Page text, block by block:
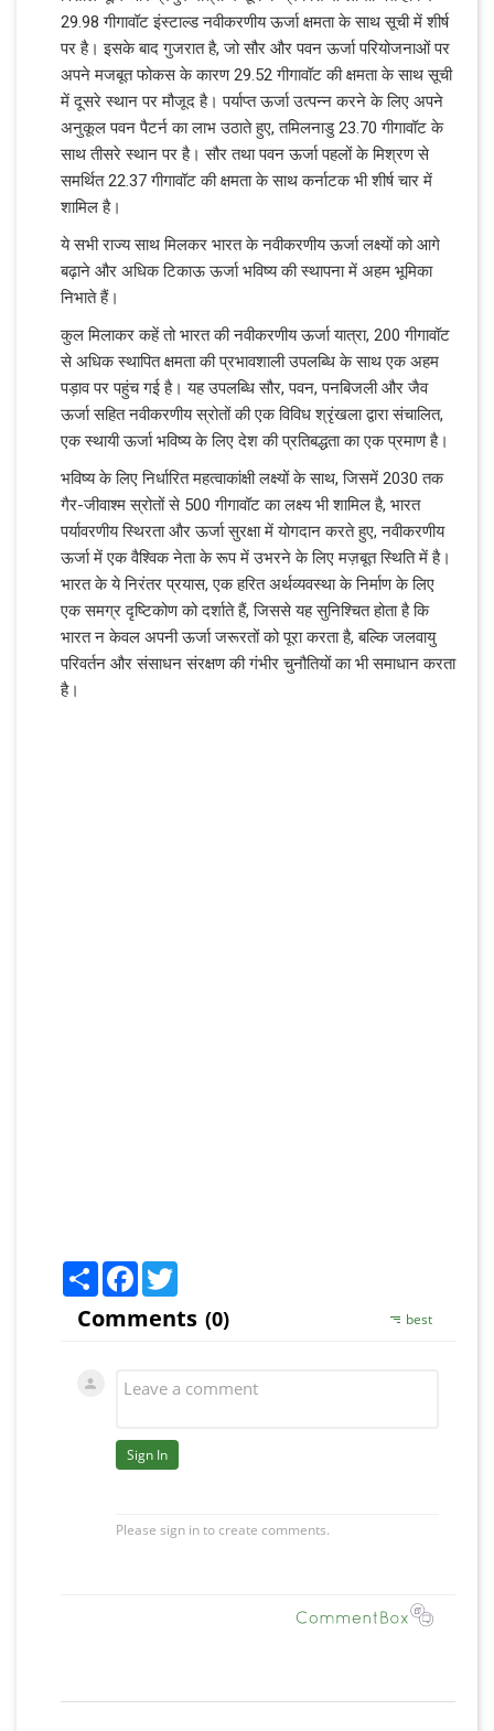
29.98 गीगावॉट इंस्टाल्ड नवीकरणीय ऊर्जा क्षमता के साथ सूची में शीर्ष
पर है। इसके बाद गुजरात है, जो सौर और पवन ऊर्जा परियोजनाओं पर
अपने मजबूत फोकस के कारण 29.52 गीगावॉट की क्षमता के साथ सूची
में दूसरे स्थान पर मौजूद है। पर्याप्त ऊर्जा उत्पन्न करने के लिए अपने
अनुकूल पवन पैटर्न का लाभ उठाते हुए, तमिलनाडु 23.70 गीगावॉट के
साथ तीसरे स्थान पर है। सौर तथा पवन ऊर्जा पहलों के मिश्रण से
समर्थित 22.37 गीगावॉट की क्षमता के साथ कर्नाटक भी शीर्ष चार में
शामिल है।
ये सभी राज्य साथ मिलकर भारत के नवीकरणीय ऊर्जा लक्ष्यों को आगे
बढ़ाने और अधिक टिकाऊ ऊर्जा भविष्य की स्थापना में अहम भूमिका
निभाते हैं।
कुल मिलाकर कहें तो भारत की नवीकरणीय ऊर्जा यात्रा, 200 गीगावॉट
से अधिक स्थापित क्षमता की प्रभावशाली उपलब्धि के साथ एक अहम
पड़ाव पर पहुंच गई है। यह उपलब्धि सौर, पवन, पनबिजली और जैव
ऊर्जा सहित नवीकरणीय स्रोतों की एक विविध श्रृंखला द्वारा संचालित,
एक स्थायी ऊर्जा भविष्य के लिए देश की प्रतिबद्धता का एक प्रमाण है।
भविष्य के लिए निर्धारित महत्वाकांक्षी लक्ष्यों के साथ, जिसमें 2030 तक
गैर-जीवाश्म स्रोतों से 500 गीगावॉट का लक्ष्य भी शामिल है, भारत
पर्यावरणीय स्थिरता और ऊर्जा सुरक्षा में योगदान करते हुए, नवीकरणीय
ऊर्जा में एक वैश्विक नेता के रूप में उभरने के लिए मज़बूत स्थिति में है।
भारत के ये निरंतर प्रयास, एक हरित अर्थव्यवस्था के निर्माण के लिए
एक समग्र दृष्टिकोण को दर्शाते हैं, जिससे यह सुनिश्चित होता है कि
भारत न केवल अपनी ऊर्जा जरूरतों को पूरा करता है, बल्कि जलवायु
परिवर्तन और संसाधन संरक्षण की गंभीर चुनौतियों का भी समाधान करता
है।
Share Facebook